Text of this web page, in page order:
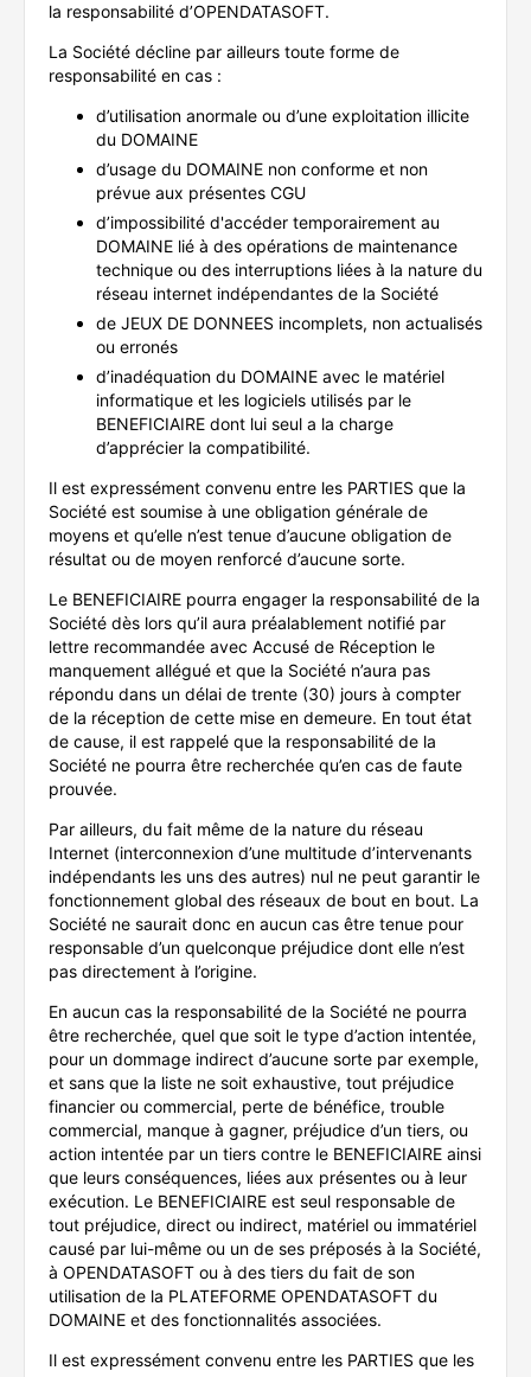
la responsabilité d’OPENDATASOFT.
La Société décline par ailleurs toute forme de
responsabilité en cas :
d’utilisation anormale ou d’une exploitation illicite
du DOMAINE
d’usage du DOMAINE non conforme et non
prévue aux présentes CGU
d’impossibilité d'accéder temporairement au
DOMAINE lié à des opérations de maintenance
technique ou des interruptions liées à la nature du
réseau internet indépendantes de la Société
de JEUX DE DONNEES incomplets, non actualisés
ou erronés
d’inadéquation du DOMAINE avec le matériel
informatique et les logiciels utilisés par le
BENEFICIAIRE dont lui seul a la charge
d’apprécier la compatibilité.
Il est expressément convenu entre les PARTIES que la
Société est soumise à une obligation générale de
moyens et qu’elle n’est tenue d’aucune obligation de
résultat ou de moyen renforcé d’aucune sorte.
Le BENEFICIAIRE pourra engager la responsabilité de la
Société dès lors qu’il aura préalablement notifié par
lettre recommandée avec Accusé de Réception le
manquement allégué et que la Société n’aura pas
répondu dans un délai de trente (30) jours à compter
de la réception de cette mise en demeure. En tout état
de cause, il est rappelé que la responsabilité de la
Société ne pourra être recherchée qu’en cas de faute
prouvée.
Par ailleurs, du fait même de la nature du réseau
Internet (interconnexion d’une multitude d’intervenants
indépendants les uns des autres) nul ne peut garantir le
fonctionnement global des réseaux de bout en bout. La
Société ne saurait donc en aucun cas être tenue pour
responsable d’un quelconque préjudice dont elle n’est
pas directement à l’origine.
En aucun cas la responsabilité de la Société ne pourra
être recherchée, quel que soit le type d’action intentée,
pour un dommage indirect d’aucune sorte par exemple,
et sans que la liste ne soit exhaustive, tout préjudice
financier ou commercial, perte de bénéfice, trouble
commercial, manque à gagner, préjudice d’un tiers, ou
action intentée par un tiers contre le BENEFICIAIRE ainsi
que leurs conséquences, liées aux présentes ou à leur
exécution. Le BENEFICIAIRE est seul responsable de
tout préjudice, direct ou indirect, matériel ou immatériel
causé par lui-même ou un de ses préposés à la Société,
à OPENDATASOFT ou à des tiers du fait de son
utilisation de la PLATEFORME OPENDATASOFT du
DOMAINE et des fonctionnalités associées.
Il est expressément convenu entre les PARTIES que les